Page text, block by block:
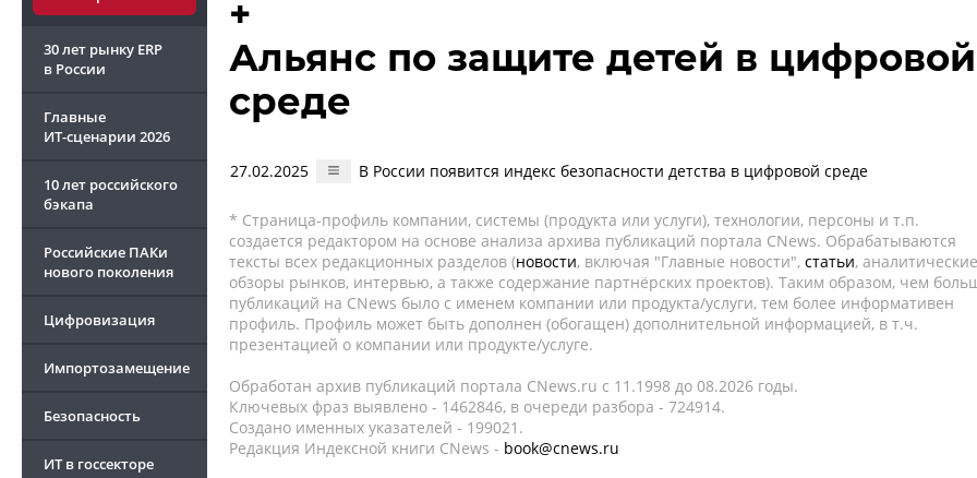
30 лет рынку ERP
в России
Главные
ИТ-сценарии 2026
10 лет российского
бэкапа
Российские ПАКи
нового поколения
Цифровизация
Импортозамещение
Безопасность
ИТ в госсекторе
+
Альянс по защите детей в цифровой
среде
27.02.2025 В России появится индекс безопасности детства в цифровой среде
* Страница-профиль компании, системы (продукта или услуги), технологии, персоны и т.п.
создается редактором на основе анализа архива публикаций портала CNews. Обрабатываются
тексты всех редакционных разделов (новости, включая "Главные новости", статьи, аналитические
обзоры рынков, интервью, а также содержание партнёрских проектов). Таким образом, чем
публикаций на CNews было с именем компании или продукта/услуги, тем более информативен
профиль. Профиль может быть дополнен (обогащен) дополнительной информацией, в т.ч.
презентацией о компании или продукте/услуге.
Обработан архив публикаций портала CNews.ru c 11.1998 до 08.2026 годы.
Ключевых фраз выявлено - 1462846, в очереди разбора - 724914.
Создано именных указателей - 199021.
Редакция Индексной книги CNews - book@cnews.ru